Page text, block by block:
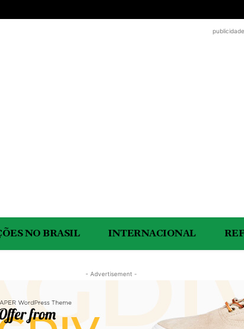
NO BRASIL INTERNACIONAL
- Advertisement -